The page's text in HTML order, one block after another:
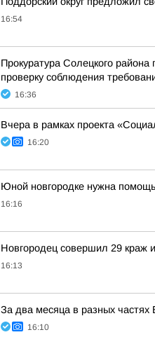
16:54
Прокуратура Солецкого
проверку соблюдения
16:36
Вчера в рамках проекта
16:20
Юной новгородке нужна
16:16
Новгородец совершил 29 краж
16:13
За два месяца в разных частях
16:10